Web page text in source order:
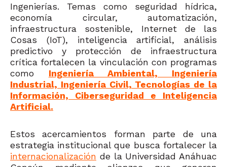
Ingenierías. Temas como seguridad hídrica,
economía circular, automatización,
infraestructura sostenible, Internet de las
Cosas (IoT), inteligencia artificial, análisis
predictivo y protección de infraestructura
crítica fortalecen la vinculación con programas
como Ingeniería Ambiental, Ingeniería
Industrial, Ingeniería Civil, Tecnologías de la
Información, Ciberseguridad e Inteligencia
Artificial.
Estos acercamientos forman parte de una
estrategia institucional que busca fortalecer la
internacionalización de la Universidad Anáhuac